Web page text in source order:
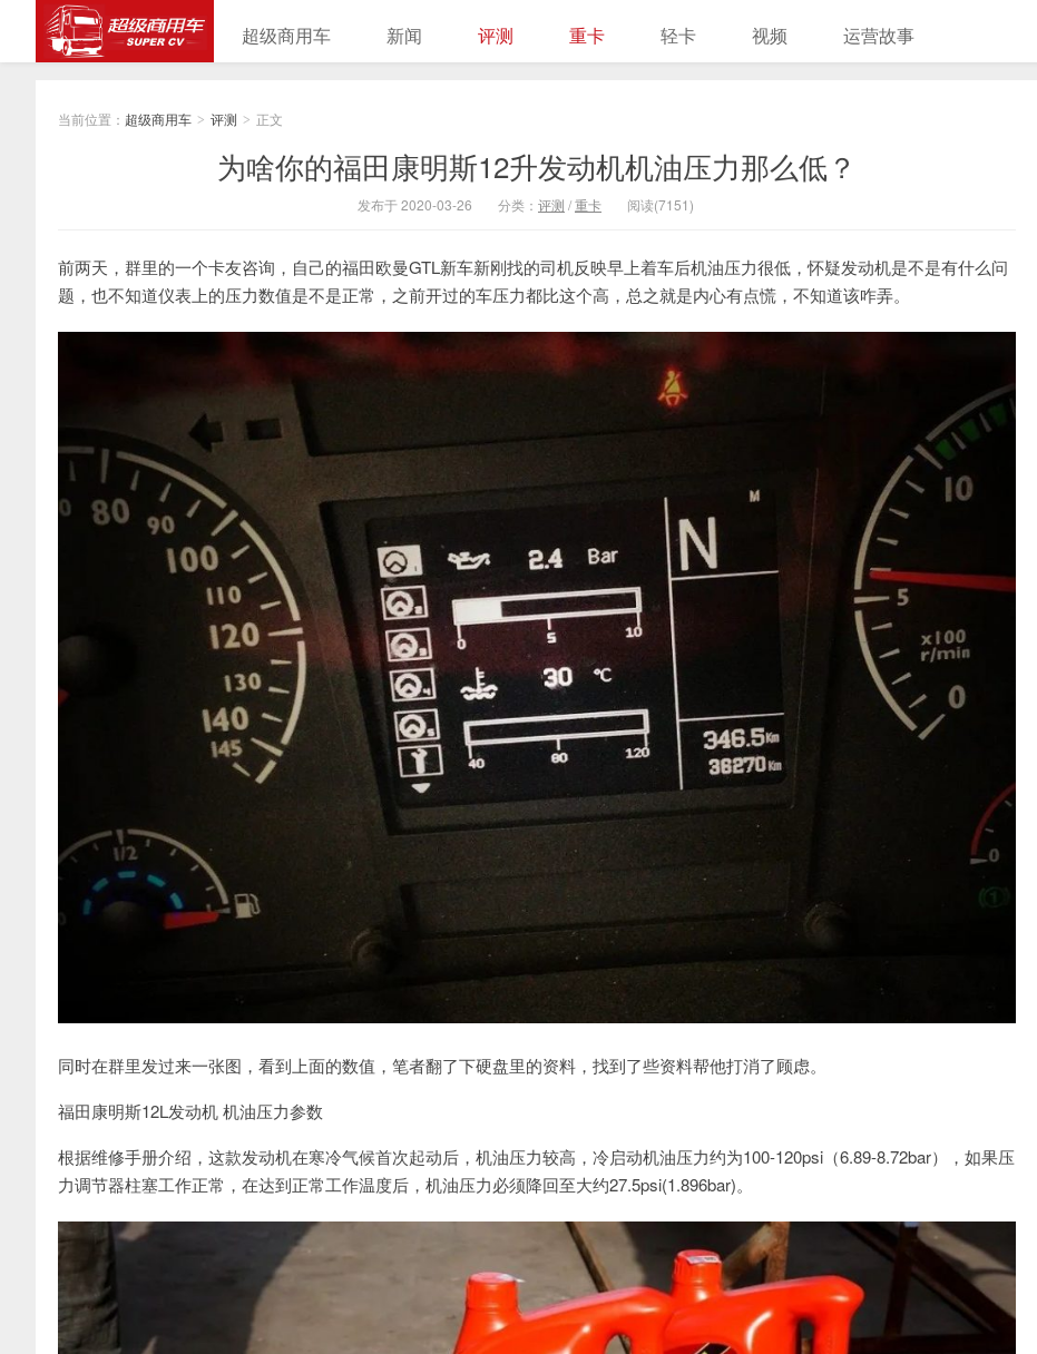
超级商用车 新闻 评测 重卡 轻卡 视频 运营故事
当前位置： 超级商用车 > 评测 > 正文
为啥你的福田康明斯12升发动机机油压力那么低？
发布于 2020-03-26 分类： 评测 /重卡 阅读(7151)
前两天，群里的一个卡友咨询，自己的福田欧曼GTL新车新刚找的司机反映早上着车后机油压力很低，怀疑发动机是不是有什么问
题，也不知道仪表上的压力数值是不是正常，之前开过的车压力都比这个高，总之就是内心有点慌，不知道该咋弄。
同时在群里发过来一张图，看到上面的数值，笔者翻了下硬盘里的资料，找到了些资料帮他打消了顾虑。
福田康明斯12L发动机 机油压力参数
根据维修手册介绍，这款发动机在寒冷气候首次起动后，机油压力较高，冷启动机油压力约为100-120psi（6.89-8.72bar），如果压
力调节器柱塞工作正常，在达到正常工作温度后，机油压力必须降回至大约27.5psi(1.896bar)。